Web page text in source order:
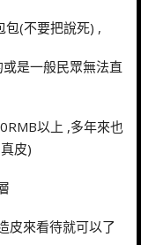
包(不要把說死) ,
是一般民眾無法直
以上 ,多年來也
皮)
皮來看待就可以了